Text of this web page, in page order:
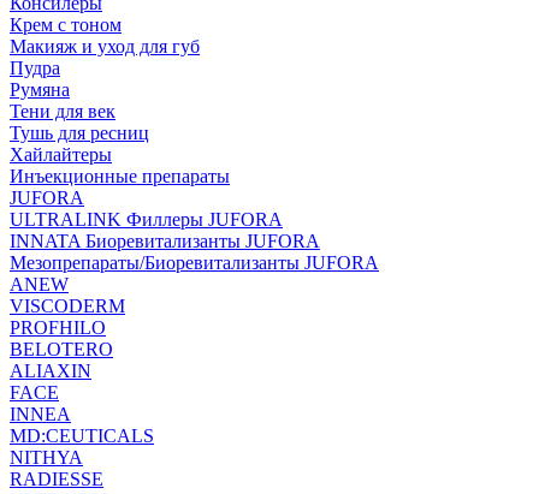
Крем с тоном
Макияж и уход для губ
Пудра
Румяна
Тени для век
Тушь для ресниц
Хайлайтеры
Инъекционные препараты
JUFORA
ULTRALINK Филлеры JUFORA
INNATA Биоревитализанты JUFORA
Мезопрепараты/Биоревитализанты JUFORA
ANEW
VISCODERM
PROFHILO
BELOTERO
ALIAXIN
FACE
INNEA
MD:CEUTICALS
NITHYA
RADIESSE